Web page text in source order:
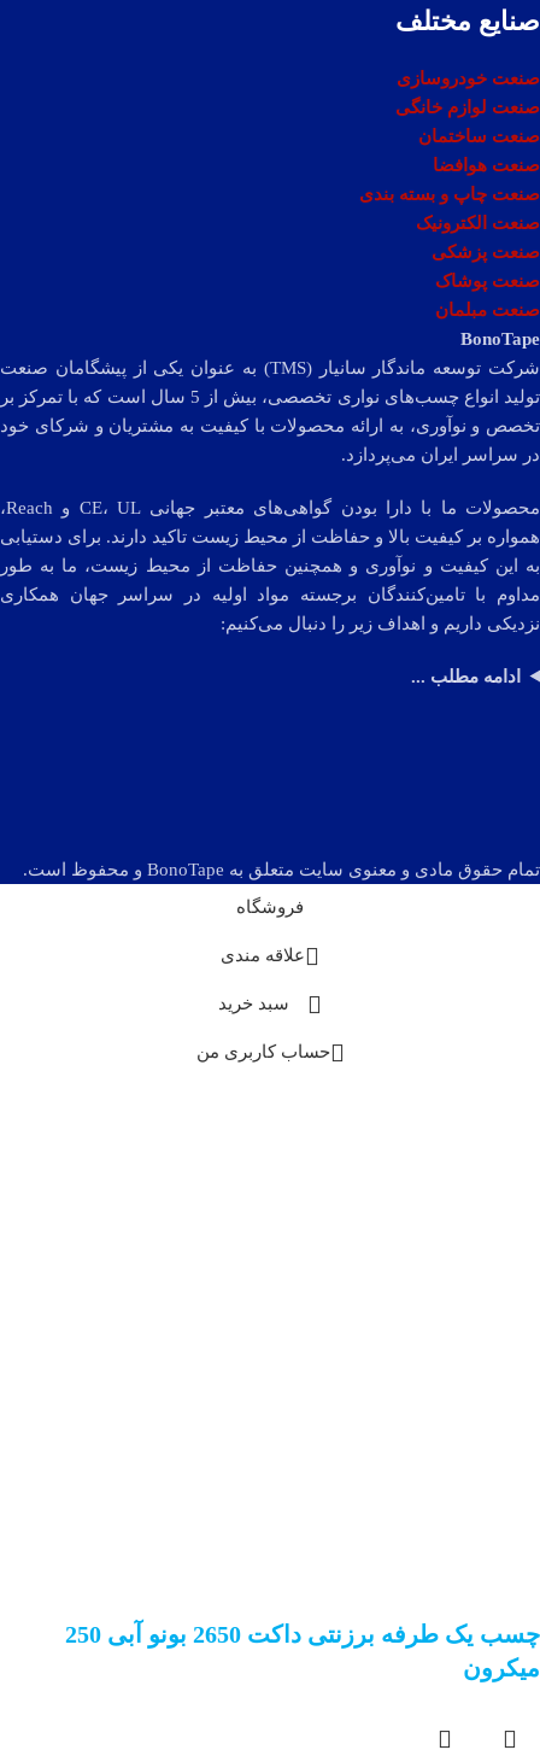
صنایع مختلف
صنعت خودروسازی
صنعت لوازم خانگی
صنعت ساختمان
صنعت هوافضا
صنعت چاپ و بسته بندی
صنعت الکترونیک
صنعت پزشکی
صنعت پوشاک
صنعت مبلمان
BonoTape
شرکت توسعه ماندگار سانیار (TMS) به عنوان یکی از پیشگامان صنعت
تولید انواع چسب‌های نواری تخصصی، بیش از 5 سال است که با تمرکز بر
تخصص و نوآوری، به ارائه محصولات با کیفیت به مشتریان و شرکای خود
در سراسر ایران می‌پردازد.
محصولات ما با دارا بودن گواهی‌های معتبر جهانی CE، UL و Reach،
همواره بر کیفیت بالا و حفاظت از محیط زیست تاکید دارند. برای دستیابی
به این کیفیت و نوآوری و همچنین حفاظت از محیط زیست، ما به طور
مداوم با تامین‌کنندگان برجسته مواد اولیه در سراسر جهان همکاری
نزدیکی داریم و اهداف زیر را دنبال می‌کنیم:
ادامه مطلب ...
تمام حقوق مادی و معنوی سایت متعلق به BonoTape و محفوظ است.
فروشگاه
علاقه مندی
سبد خرید
حساب کاربری من
چسب یک طرفه برزنتی داکت 2650 بونو آبی 250
میکرون